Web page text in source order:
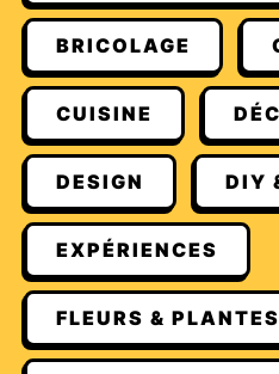
BRICOLAGE
CUISINE
DESIGN DIY
EXPÉRIENCES
FLEURS & PLANTES